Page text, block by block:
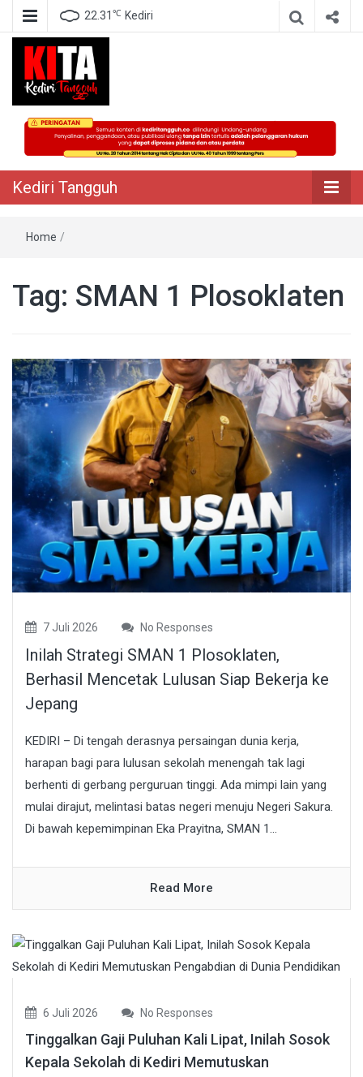
22.31 ℃ Kediri
Kediri Tangguh
Berita Akurat Terpercaya
Kediri Tangguh
Home /
Tag: SMAN 1 Plosoklaten
7 Juli 2026 No Responses
Inilah Strategi SMAN 1 Plosoklaten,
Berhasil Mencetak Lulusan Siap Bekerja ke
Jepang
KEDIRI – Di tengah derasnya persaingan dunia kerja,
harapan bagi para lulusan sekolah menengah tak lagi
berhenti di gerbang perguruan tinggi. Ada mimpi lain yang
mulai dirajut, melintasi batas negeri menuju Negeri Sakura.
Di bawah kepemimpinan Eka Prayitna, SMAN 1...
Read More
6 Juli 2026 No Responses
Tinggalkan Gaji Puluhan Kali Lipat, Inilah Sosok
Kepala Sekolah di Kediri Memutuskan